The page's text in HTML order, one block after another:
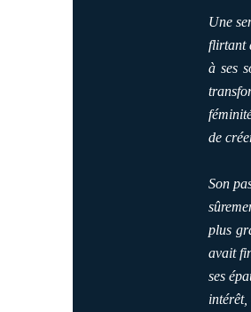
Une
flirtant
à ses
de
Son
plus
avait
ses
intérêt,